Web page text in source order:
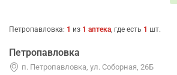
Петропавловка: 1 из 1 аптека, где есть 1 шт.
Петропавловка
п. Петропавловка, ул. Соборная, 26Б